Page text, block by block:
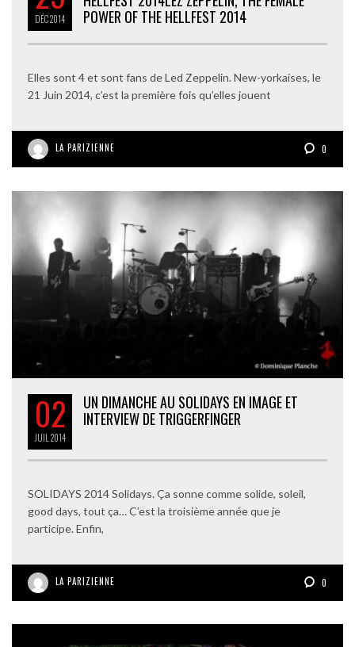
DÉC2014
POWER OF THE HELLFEST 2014
Elles sont 4 et sont fans de Led Zeppelin. New-yorkaises, le
21 Juin 2014, c’est la première fois qu’elles jouent
LA PARIZIENNE 0
02
JUIL 2014
UN DIMANCHE AU SOLIDAYS EN IMAGE ET
INTERVIEW DE TRIGGERFINGER
SOLIDAYS 2014 Solidays. Ça sonne comme solide, soleil,
good days, tout ça… C’est la troisième année que je
participe. Enfin,
LA PARIZIENNE 0